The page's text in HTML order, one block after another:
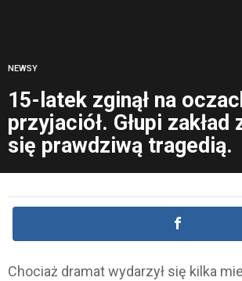
NEWSY
15-latek zginął na
przyjaciół. Głupi zakład
się prawdziwą tragedią.
Chociaż dramat wydarzył się kilka